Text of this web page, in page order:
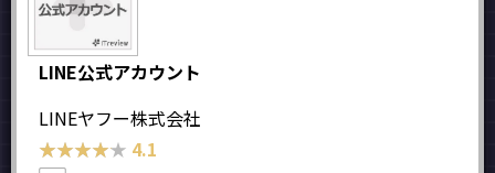
LINE公式アカウント
LINEヤフー株式会社
★★★★★
★★★★★ 4.1